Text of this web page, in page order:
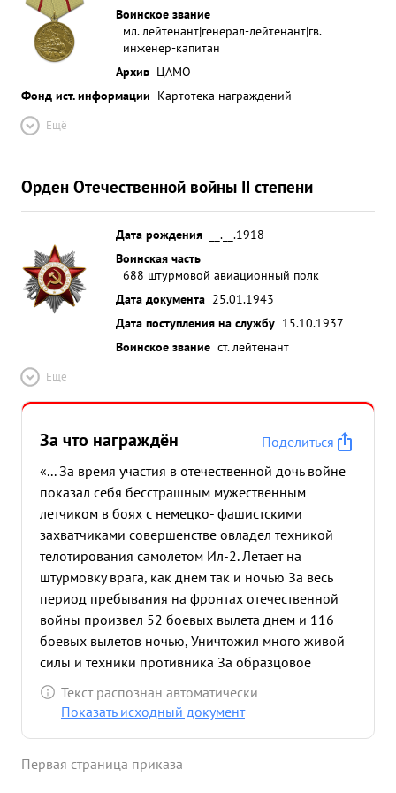
благодарностей от ивизии. Тов.Кадойцев
икогдане уйдет от цели пока не выполнит
боевого задания. Дисциплинирован. Предан делу
партии Ленина Сталина и своему народу. ВЫВОД:
Достоян по тельственной награды ордена
"ЛЕНИНА". КОМАНДА (538 ШАП ...»
Воинское звание
мл. лейтенант|генерал-лейтенант|гв.
инженер-капитан
Архив ЦАМО
Фонд ист. информации Картотека награждений
Ещё
Орден Отечественной войны II степени
Дата рождения
__.__.1918
Воинская часть
688 штурмовой авиационный полк
Дата документа 25.01.1943
Дата поступления на службу 15.10.1937
Воинское звание ст. лейтенант
Ещё
За что награждён
Поделиться
«... За время участия в отечественной дочь войне
показал себя бесстрашным мужественным
летчиком в боях с немецко- фашистскими
захватчиками совершенстве овладел техникой
телотирования самолетом Ил-2. Летает на
штурмовку врага, как днем так и ночью За весь
период пребывания на фронтах отечественной
войны произвел 52 боевых вылета днем и 116
боевых вылетов ночью, Уничтожил много живой
силы и техники противника За образцовое
выполнение боевых заданий награжден
орденами: " Красная Звезда и Красное Знамя". с
Сталинградом, в большой энергией и полной
Текст распознан автоматически
Показать исходный документ
Первая страница приказа